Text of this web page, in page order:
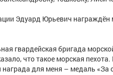
Эдуард Юрьевич
гвардейская бригада
что такое морская
для меня – медаль «За